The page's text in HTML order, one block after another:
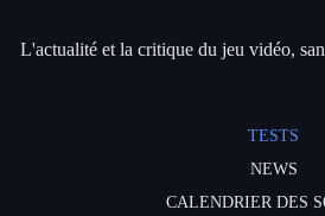
L'actualité et la critique du jeu vidéo,
TESTS
NEWS
CALENDRIER DES